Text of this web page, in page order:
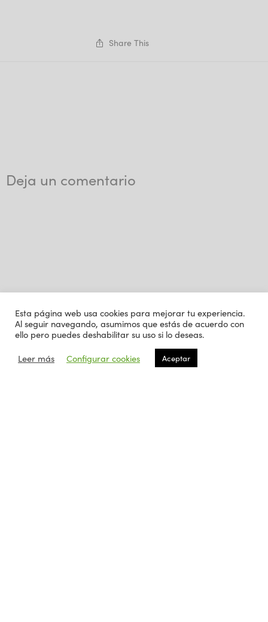
Share This
Deja un comentario
Esta página web usa cookies para mejorar tu experiencia.
Al seguir navegando, asumimos que estás de acuerdo con
ello pero puedes deshabilitar su uso si lo deseas.
Leer más
Configurar cookies Aceptar